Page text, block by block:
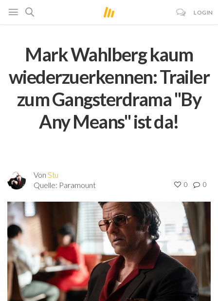
LOGIN
Mark Wahlberg kaum
wiederzuerkennen: Trailer
zum Gangsterdrama "By
Any Means" ist da!
Von Stu
Quelle: Paramount 0 0